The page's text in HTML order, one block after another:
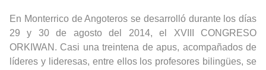
En Monterrico de Angoteros se desarrolló durante los días
29 y 30 de agosto del 2014, el XVIII CONGRESO
ORKIWAN. Casi una treintena de apus, acompañados de
líderes y lideresas, entre ellos los profesores bilingües, se